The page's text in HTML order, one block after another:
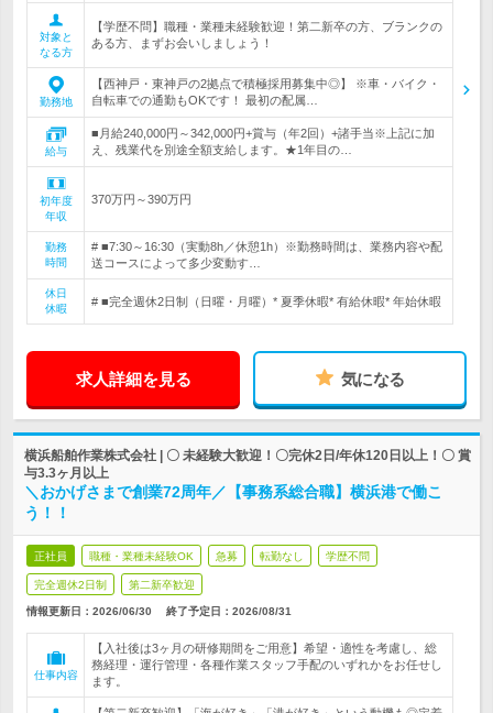
対象と
なる方
【学歴不問】職種・業種未経験歓迎！第二新卒の方、ブランクの
ある方、まずお会いしましょう！
勤務地
【西神戸・東神戸の2拠点で積極採用募集中◎】 ※車・バイク・
自転車での通勤もOKです！ 最初の配属…
給与
■月給240,000円～342,000円+賞与（年2回）+諸手当※上記に加
え、残業代を別途全額支給します。★1年目の…
初年度
年収
370万円～390万円
勤務
時間
# ■7:30～16:30（実動8h／休憩1h）※勤務時間は、業務内容や配
送コースによって多少変動す…
休日
休暇
# ■完全週休2日制（日曜・月曜）* 夏季休暇* 有給休暇* 年始休暇
求人詳細を見る 気になる
横浜船舶作業株式会社 | 〇 未経験大歓迎！〇完休2日/年休120日以上！〇 賞
与3.3ヶ月以上
＼おかげさまで創業72周年／【事務系総合職】横浜港で働こ
う！！
正社員 職種・業種未経験OK 急募 転勤なし 学歴不問
完全週休2日制 第二新卒歓迎
情報更新日：2026/06/30 終了予定日： 2026/08/31
仕事内容
【入社後は3ヶ月の研修期間をご用意】希望・適性を考慮し、総
務経理・運行管理・各種作業スタッフ手配のいずれかをお任せし
ます。